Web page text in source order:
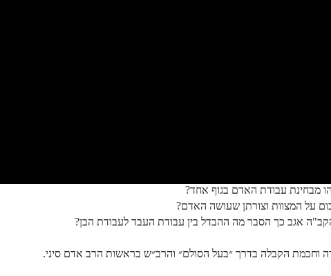
וחכמת הקבלה בדרך ״בעל הסולם״ והרב״ש בראשות הרב אדם סיני.